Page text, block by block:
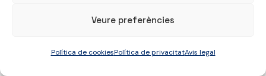
Veure preferències
Política de cookiesPolítica de privacitatAvis legal
octubre 2021